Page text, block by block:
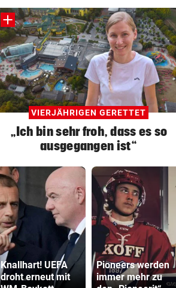
VIERJÄHRIGEN GERETTET
„Ich bin sehr froh, dass es so
ausgegangen ist“
Knallhart! UEFA
droht erneut mit
Pioneers werden
immer mehr zu